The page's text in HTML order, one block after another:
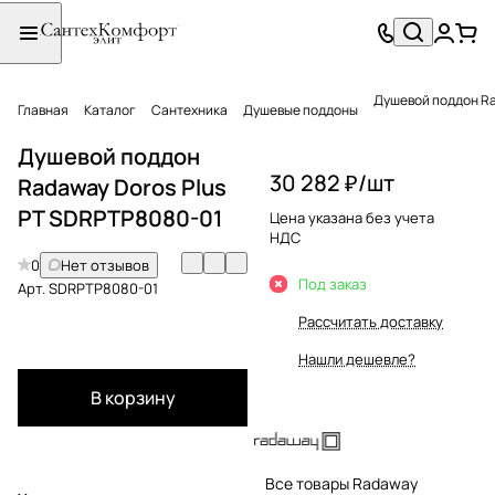
Главная Каталог Сантехника Душевые поддоны Душевой поддон
Душевой поддон
Radaway Doros Plus
PT SDRPTP8080-01
0
Нет отзывов
Арт.SDRPTP8080-01
В корзину
30 282 ₽/шт
Цена указана без учета
НДС
Под заказ
Рассчитать доставку
Нашли дешевле?
Все товары Radaway